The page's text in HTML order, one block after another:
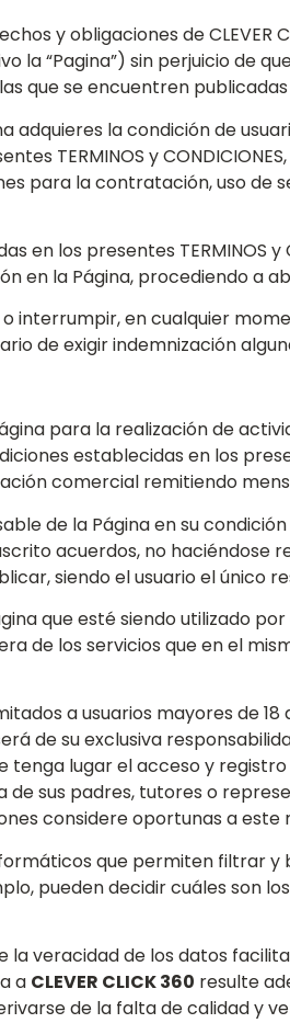
y obligaciones de
“Pagina”) sin perjuicio de
que se encuentren
adquieres la condición de
TERMINOS y
para la contratación, uso de
en los presentes TERMINOS
en la Página, procediendo a
interrumpir, en cualquier
de exigir indemnización
para la realización de
establecidas en los
comercial remitiendo
de la Página en su
acuerdos, no haciéndose
siendo el usuario el único
que esté siendo utilizado
de los servicios que en el
a usuarios mayores de 18
de su exclusiva
tenga lugar el acceso y
sus padres, tutores o
considere oportunas a este
que permiten filtrar
pueden decidir cuáles son
la veracidad de los datos
a CLEVER CLICK 360 resulte
de la falta de calidad y